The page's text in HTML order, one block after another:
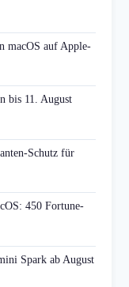
macOS auf Apple-
bis 11. August
Schutz für
450 Fortune-
Spark ab August